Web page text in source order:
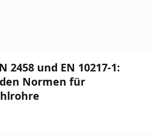
2458 und EN 10217-1:
Normen für